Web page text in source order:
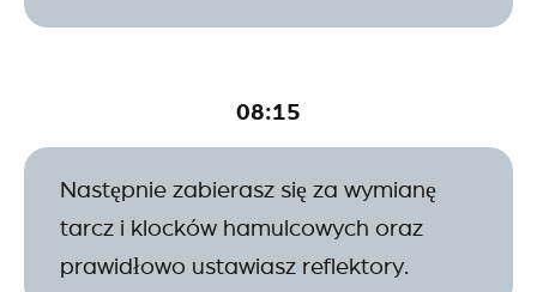
08:15
Następnie zabierasz się za wymianę
tarcz i klocków hamulcowych oraz
prawidłowo ustawiasz reflektory.